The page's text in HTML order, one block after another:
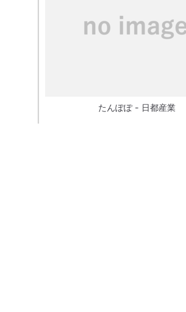
たんぽぽ - 日都産業